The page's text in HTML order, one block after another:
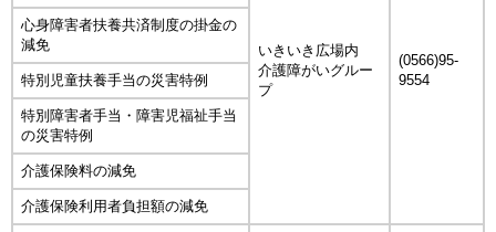
いきいき広場内
介護障がいグルー
プ
(0566)95-
9554
心身障害者扶養共済制度の掛金の
減免
特別児童扶養手当の災害特例
特別障害者手当・障害児福祉手当
の災害特例
介護保険料の減免
介護保険利用者負担額の減免